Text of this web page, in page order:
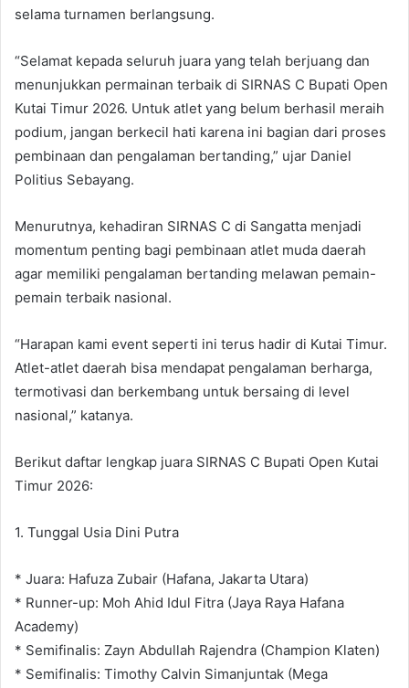
selama turnamen berlangsung.
“Selamat kepada seluruh juara yang telah berjuang dan
menunjukkan permainan terbaik di SIRNAS C Bupati Open
Kutai Timur 2026. Untuk atlet yang belum berhasil meraih
podium, jangan berkecil hati karena ini bagian dari proses
pembinaan dan pengalaman bertanding,” ujar Daniel
Politius Sebayang.
Menurutnya, kehadiran SIRNAS C di Sangatta menjadi
momentum penting bagi pembinaan atlet muda daerah
agar memiliki pengalaman bertanding melawan pemain-
pemain terbaik nasional.
“Harapan kami event seperti ini terus hadir di Kutai Timur.
Atlet-atlet daerah bisa mendapat pengalaman berharga,
termotivasi dan berkembang untuk bersaing di level
nasional,” katanya.
Berikut daftar lengkap juara SIRNAS C Bupati Open Kutai
Timur 2026:
1. Tunggal Usia Dini Putra
* Juara: Hafuza Zubair (Hafana, Jakarta Utara)
* Runner-up: Moh Ahid Idul Fitra (Jaya Raya Hafana
Academy)
* Semifinalis: Zayn Abdullah Rajendra (Champion Klaten)
* Semifinalis: Timothy Calvin Simanjuntak (Mega